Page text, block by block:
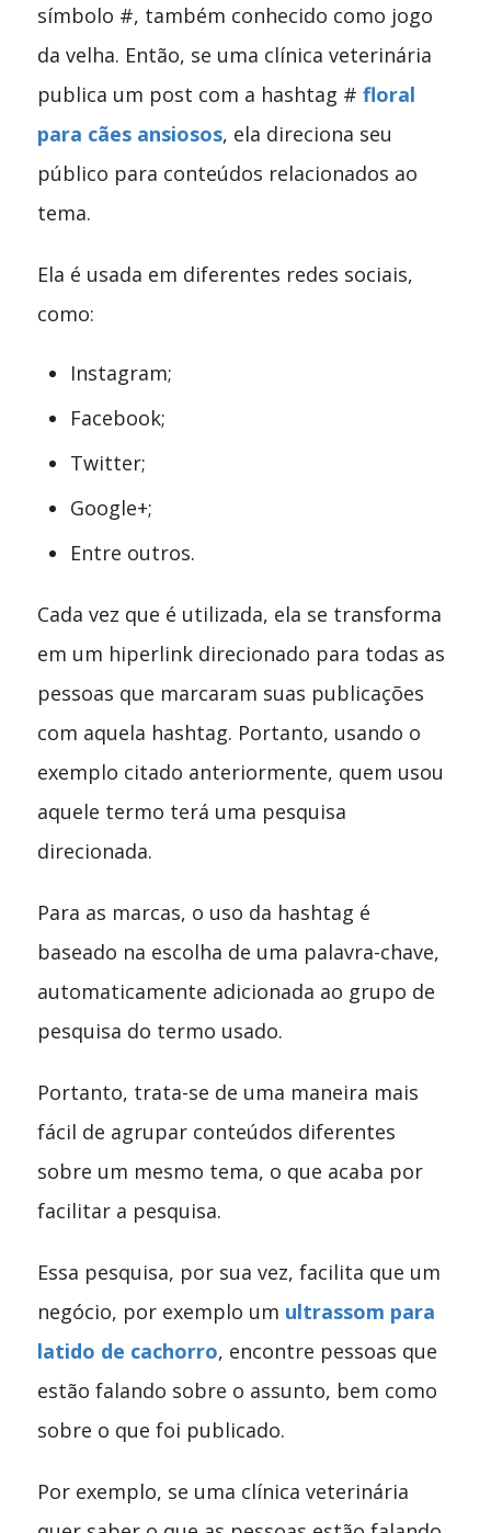
símbolo #, também conhecido como jogo
da velha. Então, se uma clínica veterinária
publica um post com a hashtag # floral
para cães ansiosos, ela direciona seu
público para conteúdos relacionados ao
tema.
Ela é usada em diferentes redes sociais,
como:
Instagram;
Facebook;
Twitter;
Google+;
Entre outros.
Cada vez que é utilizada, ela se transforma
em um hiperlink direcionado para todas as
pessoas que marcaram suas publicações
com aquela hashtag. Portanto, usando o
exemplo citado anteriormente, quem usou
aquele termo terá uma pesquisa
direcionada.
Para as marcas, o uso da hashtag é
baseado na escolha de uma palavra-chave,
automaticamente adicionada ao grupo de
pesquisa do termo usado.
Portanto, trata-se de uma maneira mais
fácil de agrupar conteúdos diferentes
sobre um mesmo tema, o que acaba por
facilitar a pesquisa.
Essa pesquisa, por sua vez, facilita que um
negócio, por exemplo um ultrassom para
latido de cachorro, encontre pessoas que
estão falando sobre o assunto, bem como
sobre o que foi publicado.
Por exemplo, se uma clínica veterinária